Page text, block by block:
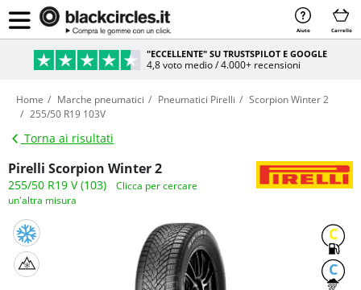
Aiuto Carrello
"ECCELLENTE" SU TRUSTSPILOT E GOOGLE
4,8 voto medio / 4.000+ recensioni
Home Marche pneumatici Pneumatici Pirelli
Scorpion Winter 2
255/50 R19 103V
Torna ai risultati
Pirelli Scorpion Winter 2
255/50 R19 V (103)
Clicca per cercare
un'altra misura
C
C